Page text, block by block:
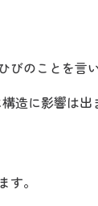
のことを言い
造に影響は
。